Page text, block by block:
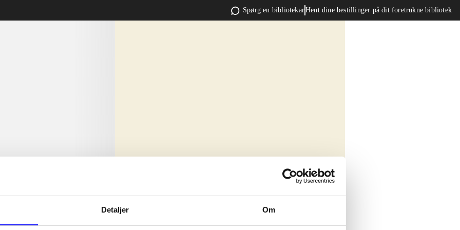
Detaljer Om
Spørg en bibliotekarHent dine bestillinger på dit foretrukne bibliotek
sit amet ...
sit amet ...